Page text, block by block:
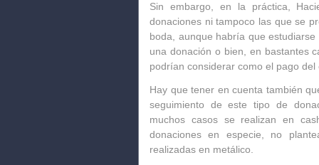
Sin embargo, en la práctica,
donaciones ni tampoco las que se
boda, aunque habría que
una donación o bien, en bastantes
podrían considerar como el pago
Hay que tener en cuenta también
seguimiento de este tipo de
muchos casos se realizan en
donaciones en especie, no
realizadas en metálico.